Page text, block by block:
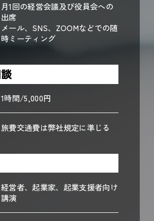
月1回の経営会議及び役員会への
出席
メール、SNS、ZOOMなどでの随
時ミーティング
1時間/5,000円
旅費交通費は弊社規定に準じる
経営者、起業家、起業支援者向け
講演